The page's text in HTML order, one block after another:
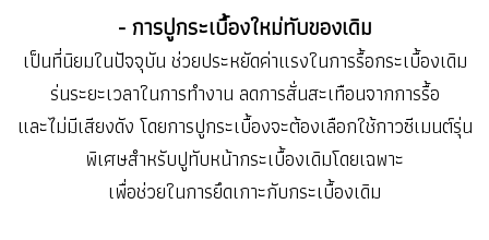
- การปูกระเบื้องใหม่ทับของเดิม
เป็นที่นิยมในปัจจุบัน ช่วยประหยัดค่าแรงในการรื้อกระเบื้องเดิม
ร่นระยะเวลาในการทำงาน ลดการสั่นสะเทือนจากการรื้อ
และไม่มีเสียงดัง โดยการปูกระเบื้องจะต้องเลือกใช้กาวซีเมนต์รุ่น
พิเศษสำหรับปูทับหน้ากระเบื้องเดิมโดยเฉพาะ
เพื่อช่วยในการยึดเกาะกับกระเบื้องเดิม